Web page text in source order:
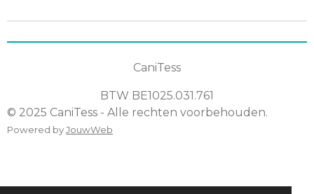
CaniTess
BTW BE1025.031.761
© 2025 CaniTess - Alle rechten voorbehouden.
Powered byJouwWeb